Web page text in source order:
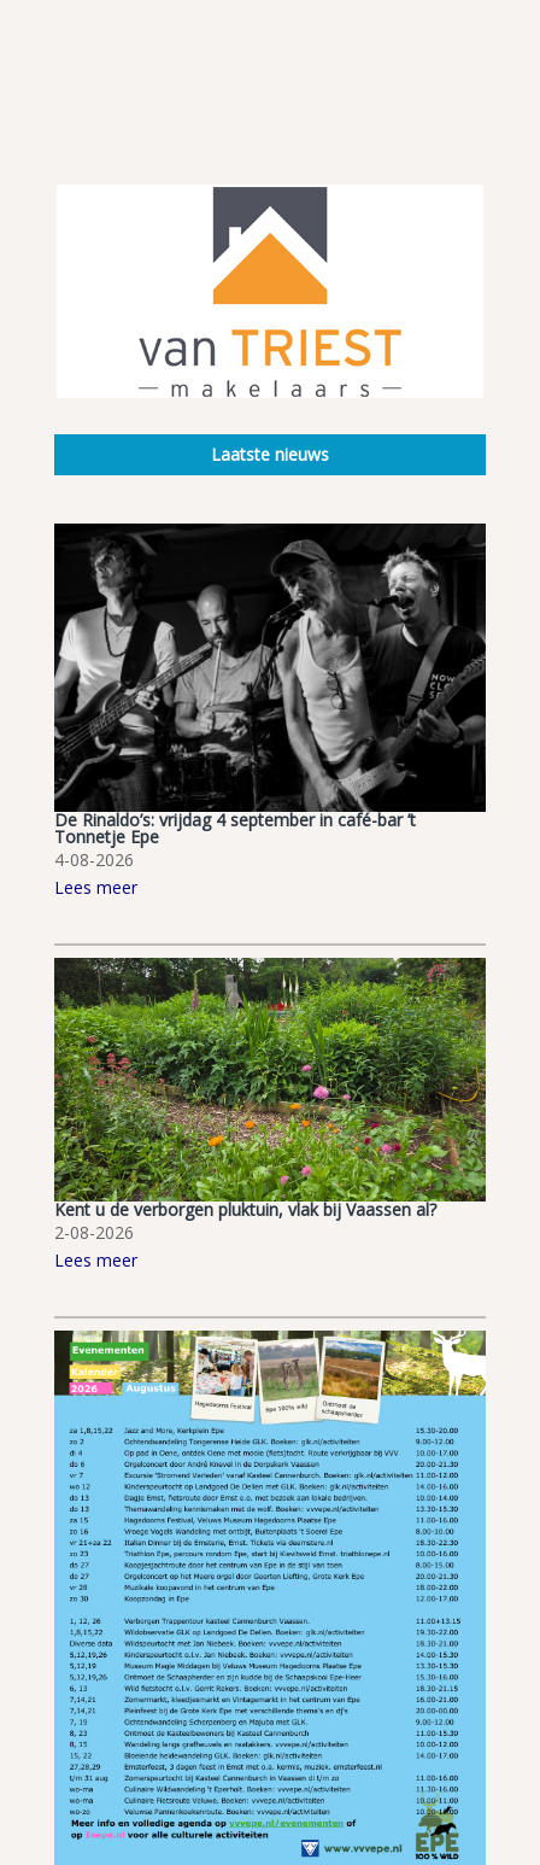
Laatste nieuws
De Rinaldo’s: vrijdag 4 september in café-bar ’t
Tonnetje Epe
4-08-2026
Lees meer
Kent u de verborgen pluktuin, vlak bij Vaassen al?
2-08-2026
Lees meer